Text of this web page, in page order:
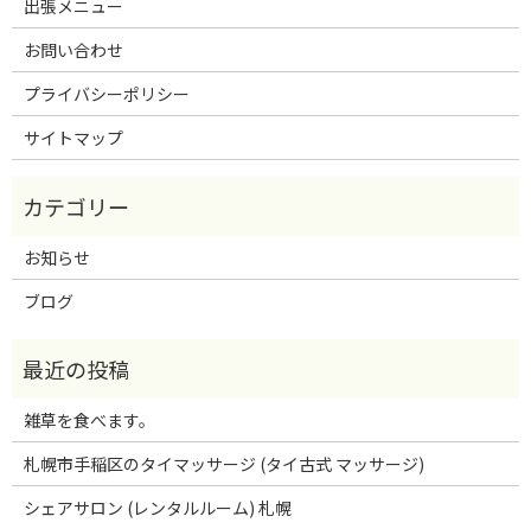
出張メニュー
お問い合わせ
プライバシーポリシー
サイトマップ
お知らせ
ブログ
雑草を食べます。
札幌市手稲区のタイマッサージ (タイ古式 マッサージ)
シェアサロン (レンタルルーム) 札幌